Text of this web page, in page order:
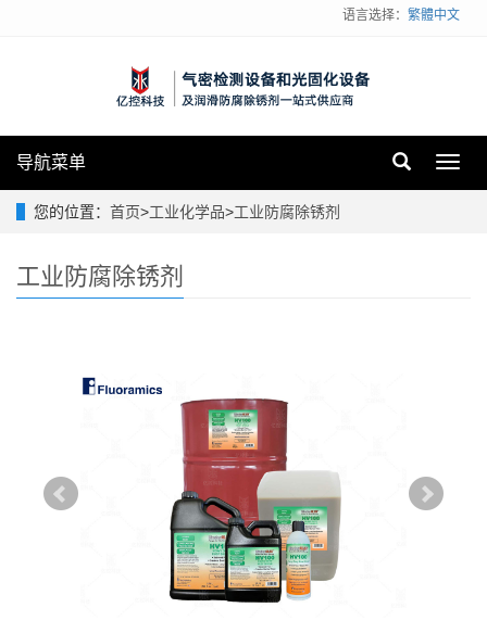
语言选择： 繁體中文
导航菜单
您的位置： 首页>工业化学品>工业防腐除锈剂
工业防腐除锈剂